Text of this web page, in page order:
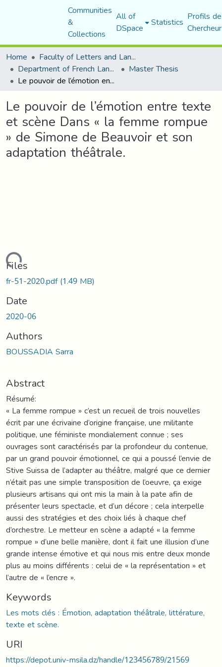
Communities
&
Collections
All of
DSpace Statistics Profils
Home
Faculty of Letters and Languages
Department of French Language and Literature Master Thesis
Le pouvoir de l’émotion entre texte et scène Dans « la femme rompue » de Simone de Beauvoir et son adaptation théâtrale.
Le pouvoir de l’émotion entre texte
et scène Dans « la femme rompue
» de Simone de Beauvoir et son
adaptation théâtrale.
Files
fr-51-2020.pdf(1.49 MB)
Date
2020-06
Authors
BOUSSADIA Sarra
Abstract
Résumé:
« La femme rompue » c’est un recueil de trois nouvelles
écrit par une écrivaine d’origine française, une militante
politique, une féministe mondialement connue ; ses
ouvrages sont caractérisés par la profondeur du contenue,
par un grand pouvoir émotionnel, ce qui a poussé l’envie de
Stive Suissa de l’adapter au théâtre, malgré que ce dernier
n’était pas une simple transposition de l’oeuvre, ça exige
plusieurs artisans qui ont mis la main à la pate afin de
présenter leurs spectacle, et d’un décore ; cela interpelle
aussi des stratégies et des choix liés à chaque chef
d’orchestre. Le metteur en scène a adapté « la femme
rompue » d’une belle manière, dont il fait une illusion d’une
grande intense émotive et qui nous mis entre deux monde
plus au moins différents : celui de « la représentation » et
l’autre de « l’encre ».
Keywords
Les mots clés : Émotion, adaptation théâtrale, littérature,
texte et scène.
URI
https://depot.univ-msila.dz/handle/123456789/21569